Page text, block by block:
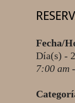
Fecha/
Día(s) -
7:00 am